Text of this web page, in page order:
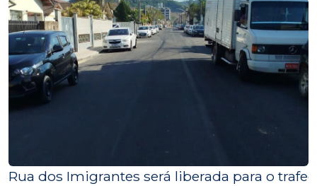
Rua dos Imigrantes será liberada para o